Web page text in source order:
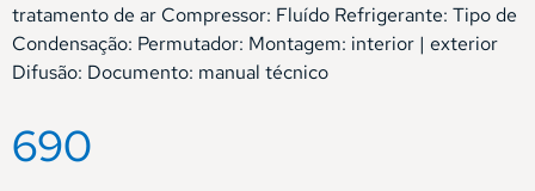
tratamento de ar Compressor: Fluído Refrigerante: Tipo de
Condensação: Permutador: Montagem: interior | exterior
Difusão: Documento: manual técnico
690